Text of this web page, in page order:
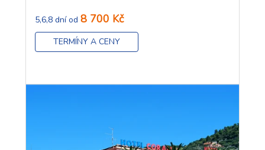
5,6,8 dní od 8 700 Kč
TERMÍNY A CENY